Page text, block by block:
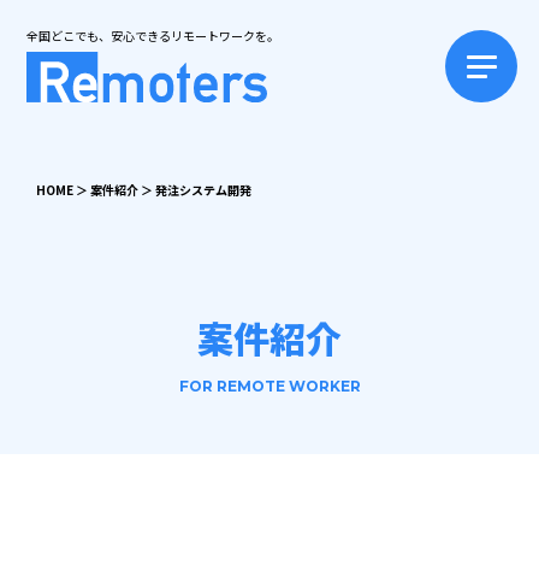
全国どこでも、安心できるリモートワークを。
HOME ＞ 案件紹介 ＞ 発注システム開発
案件紹介
FOR REMOTE WORKER